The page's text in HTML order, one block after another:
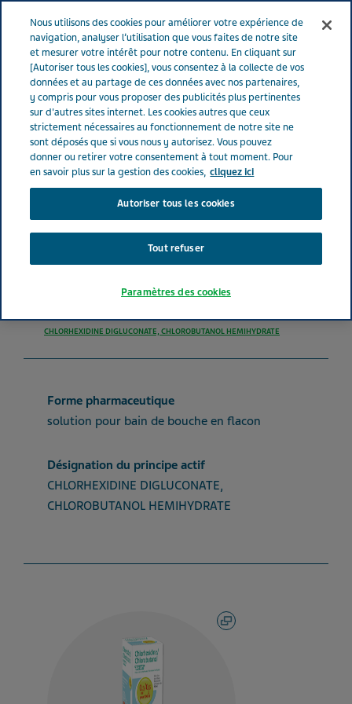
Menu
France Nos Produits
CHLORHEXIDINE CHLOROBUTANOL
TEVA® 0.5 ml-0.5 g pour 100 ml (bte de 1 x 90 ml)
CHLORHEXIDINE
CHLOROBUTANOL TEVA®
0.5 ml-0.5 g pour 100 ml
(bte de 1 x 90 ml)
CHLORHEXIDINE DIGLUCONATE, CHLOROBUTANOL HEMIHYDRATE
Forme pharmaceutique
solution pour bain de bouche en flacon
Désignation du principe actif
CHLORHEXIDINE DIGLUCONATE,
CHLOROBUTANOL HEMIHYDRATE
Nous utilisons des cookies pour améliorer votre expérience de
navigation, analyser l’utilisation que vous faites de notre site
et mesurer votre intérêt pour notre contenu. En cliquant sur
[Autoriser tous les cookies], vous consentez à la collecte de vos
données et au partage de ces données avec nos partenaires,
y compris pour vous proposer des publicités plus pertinentes
sur d'autres sites internet. Les cookies autres que ceux
strictement nécessaires au fonctionnement de notre site ne
sont déposés que si vous nous y autorisez. Vous pouvez
donner ou retirer votre consentement à tout moment. Pour
en savoir plus sur la gestion des cookies, cliquez ici
Autoriser tous les cookies
Tout refuser
Paramètres des cookies